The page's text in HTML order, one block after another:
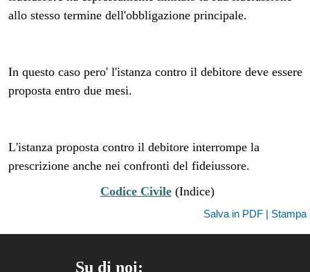
allo stesso termine dell'obbligazione principale.
In questo caso pero' l'istanza contro il debitore deve essere
proposta entro due mesi.
L'istanza proposta contro il debitore interrompe la
prescrizione anche nei confronti del fideiussore.
Codice Civile(Indice)
Salva in PDF | Stampa
Su di noi: